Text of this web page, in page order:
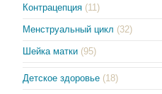
Контрацепция (11)
Менструальный цикл (32)
Шейка матки (95)
Детское здоровье (18)